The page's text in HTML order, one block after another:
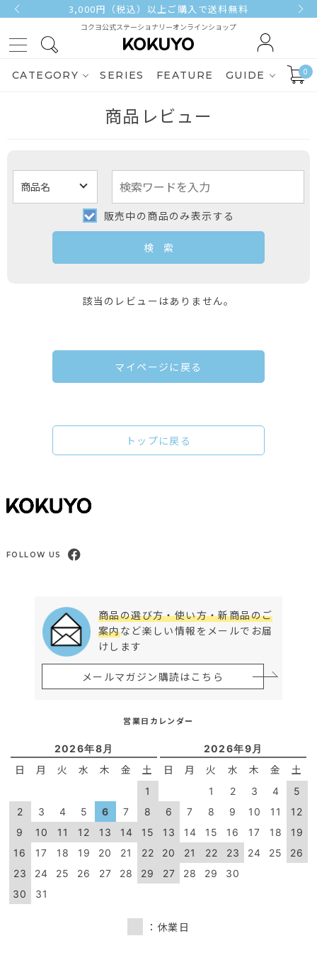
3,000円（税込）以上ご購入で送料無料
コクヨ公式ステーショナリーオンラインショップ
CATEGORY SERIES FEATURE GUIDE 0
商品レビュー
販売中の商品のみ表示する
該当のレビューはありません。
マイページに戻る
トップに戻る
FOLLOW US
商品の選び方・使い方・新商品のご
案内など楽しい情報をメールでお届
けします
メールマガジン購読はこちら
営業日カレンダー
2026年8月
日 月 火 水 木 金 土
1
2
3 4 5 6 7
8
9
10 11 12 13 14
15
16
17 18 19 20 21
22
23
24 25 26 27 28
29
30
31
2026年9月
日 月 火 水 木 金 土
1 2 3 4
5
6
7 8 9 10 11
12
13
14 15 16 17 18
19
20
21 22 23 24 25
26
27
28 29 30
：休業日